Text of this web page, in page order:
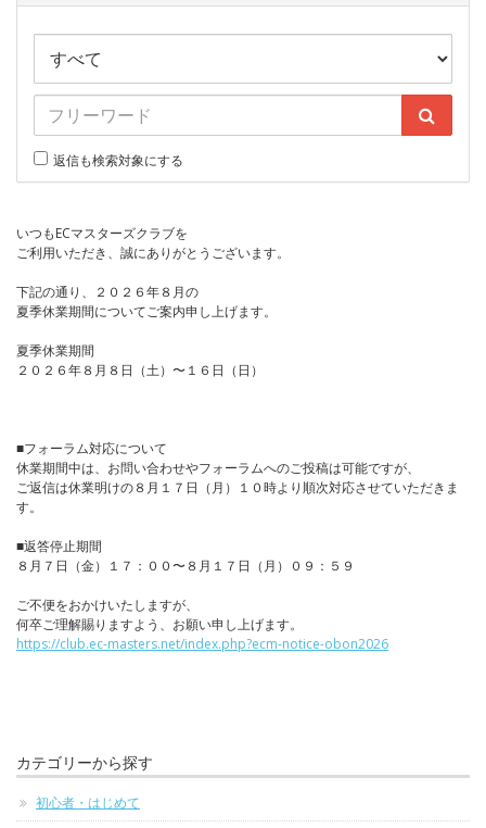
返信も検索対象にする
いつもECマスターズクラブを
ご利用いただき、誠にありがとうございます。
下記の通り、２０２６年８月の
夏季休業期間についてご案内申し上げます。
夏季休業期間
２０２６年８月８日（土）〜１６日（日）
■フォーラム対応について
休業期間中は、お問い合わせやフォーラムへのご投稿は可能ですが、
ご返信は休業明けの８月１７日（月）１０時より順次対応させていただきま
す。
■返答停止期間
８月７日（金）１７：００〜８月１７日（月）０９：５９
ご不便をおかけいたしますが、
何卒ご理解賜りますよう、お願い申し上げます。
https://club.ec-masters.net/index.php?ecm-notice-obon2026
カテゴリーから探す
初心者・はじめて